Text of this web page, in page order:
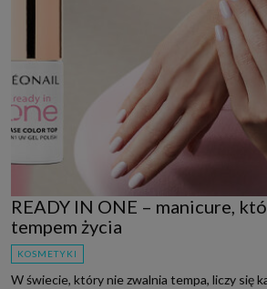
READY IN ONE – manicure,
tempem życia
KOSMETYKI
W świecie, który nie zwalnia tempa, liczy się